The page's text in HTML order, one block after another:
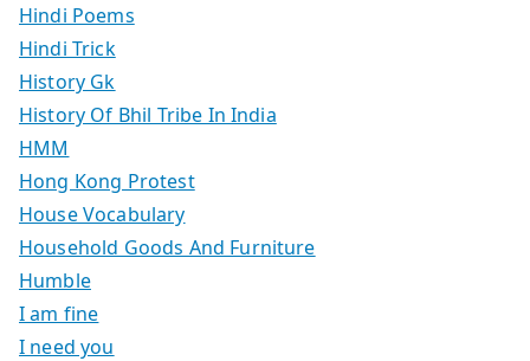
Hindi Poems
Hindi Trick
History Gk
History Of Bhil Tribe In India
HMM
Hong Kong Protest
House Vocabulary
Household Goods And Furniture
Humble
I am fine
I need you